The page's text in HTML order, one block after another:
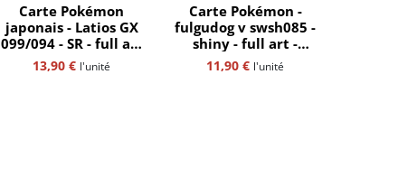
Carte Pokémon
japonais - Latios GX
099/094 - SR - full art
- miracle twin - ultra
rare - sm11 - jap
13,90€ l'unité
Carte Pokémon -
fulgudog v swsh085 -
shiny - full art -
destinées radieuses -
promo - fr
11,90€ l'unité